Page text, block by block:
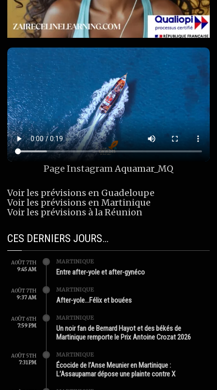
Page Instagram Aquamar_MQ
Voir les prévisions en Guadeloupe
Voir les prévisions en Martinique
Voir les prévisions à la Réunion
CES DERNIERS JOURS…
AOÛT 7TH
9:45 AM
MARTINIQUE
Entre after-yole et after-gynéco
AOÛT 7TH
9:37 AM
MARTINIQUE
After-yole…Félix et bouées
AOÛT 6TH
7:59 PM
MARTINIQUE
Un noir fan de Bernard Hayot et des békés de
Martinique remporte le Prix Antoine Crozat 2026
AOÛT 5TH
7:31 PM
MARTINIQUE
Écocide de l’Anse Meunier en Martinique :
L’Assaupamar dépose une plainte contre X